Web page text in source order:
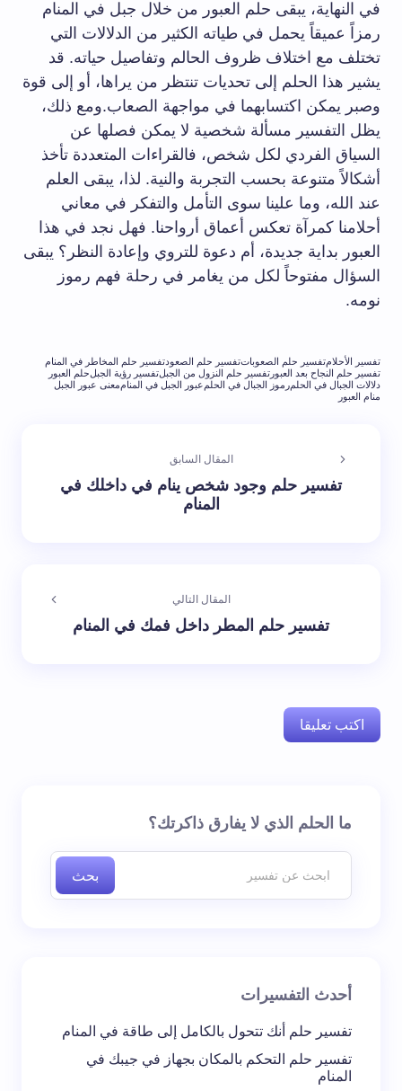
في النهاية، يبقى حلم العبور من خلال جبل في المنام
رمزاً عميقاً يحمل في طياته الكثير من الدلالات التي
تختلف مع اختلاف ظروف الحالم وتفاصيل حياته. قد
يشير هذا الحلم إلى تحديات تنتظر من يراها، أو إلى قوة
وصبر يمكن اكتسابهما في مواجهة الصعاب.ومع ذلك،
يظل التفسير مسألة شخصية لا يمكن فصلها عن
السياق الفردي لكل شخص، فالقراءات المتعددة تأخذ
أشكالاً متنوعة بحسب التجربة والنية. لذا، يبقى العلم
عند الله، وما علينا سوى التأمل والتفكر في معاني
أحلامنا كمرآة تعكس أعماق أرواحنا. فهل نجد في هذا
العبور بداية جديدة، أم دعوة للتروي وإعادة النظر؟ يبقى
السؤال مفتوحاً لكل من يغامر في رحلة فهم رموز
نومه.
تفسير الأحلامتفسير حلم الصعوباتتفسير حلم الصعودتفسير حلم المخاطر في المنام
تفسير حلم النجاح بعد العبور تفسير حلم النزول من الجبلتفسير رؤية الجبلحلم العبور
دلالات الجبال في الحلمرموز الجبال في الحلم عبور الجبل في المناممعنى عبور الجبل
منام العبور
المقال السابق
تفسير حلم وجود شخص ينام في داخلك في
المنام
المقال التالي
تفسير حلم المطر داخل فمك في المنام
اكتب تعليقا
لن يتم نشر عنوان بريدك الإلكتروني. الحقول الإلزامية مشارما الحلم الذي لا يفارق ذاكرتك؟
بحث
أحدث التفسيرات
تفسير حلم أنك تتحول بالكامل إلى طاقة في المنام
تفسير حلم التحكم بالمكان بجهاز في جيبك في
المنام